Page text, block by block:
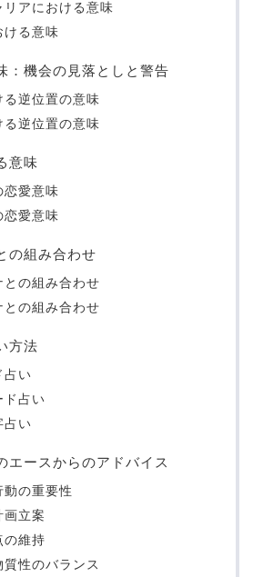
リアにおける意味
ける意味
：機会の見落としと警告
る逆位置の意味
る逆位置の意味
意味
恋愛意味
恋愛意味
の組み合わせ
との組み合わせ
との組み合わせ
方法
占い
ド占い
占い
エースからのアドバイス
動の重要性
画立案
の維持
質性のバランス